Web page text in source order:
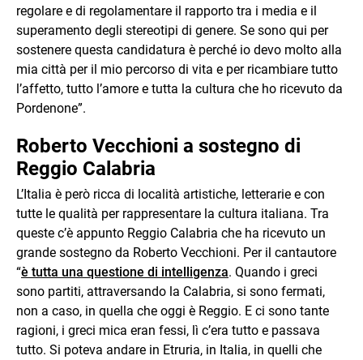
regolare e di regolamentare il rapporto tra i media e il
superamento degli stereotipi di genere. Se sono qui per
sostenere questa candidatura è perché io devo molto alla
mia città per il mio percorso di vita e per ricambiare tutto
l’affetto, tutto l’amore e tutta la cultura che ho ricevuto da
Pordenone”.
Roberto Vecchioni a sostegno di
Reggio Calabria
L’Italia è però ricca di località artistiche, letterarie e con
tutte le qualità per rappresentare la cultura italiana. Tra
queste c’è appunto Reggio Calabria che ha ricevuto un
grande sostegno da Roberto Vecchioni. Per il cantautore
“è tutta una questione di intelligenza. Quando i greci
sono partiti, attraversando la Calabria, si sono fermati,
non a caso, in quella che oggi è Reggio. E ci sono tante
ragioni, i greci mica eran fessi, lì c’era tutto e passava
tutto. Si poteva andare in Etruria, in Italia, in quelli che